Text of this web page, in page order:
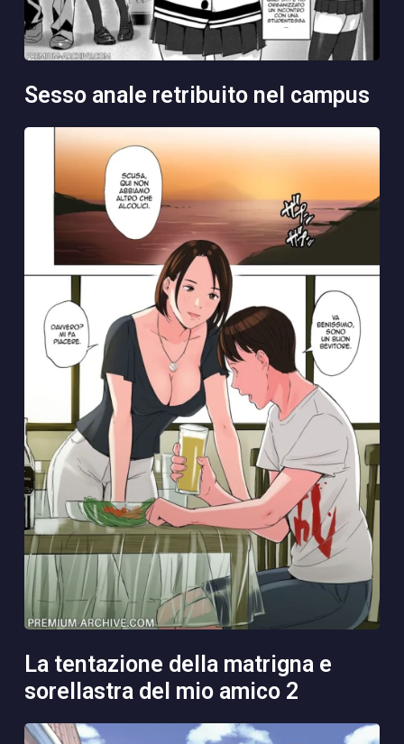
sesso anale retribuito nel campus
la tentazione della matrigna e
sorellastra del mio amico 2